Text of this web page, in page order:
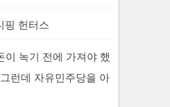
핑 헌터스
이 녹기 전에 가져야 했
런데 자유민주당을 아